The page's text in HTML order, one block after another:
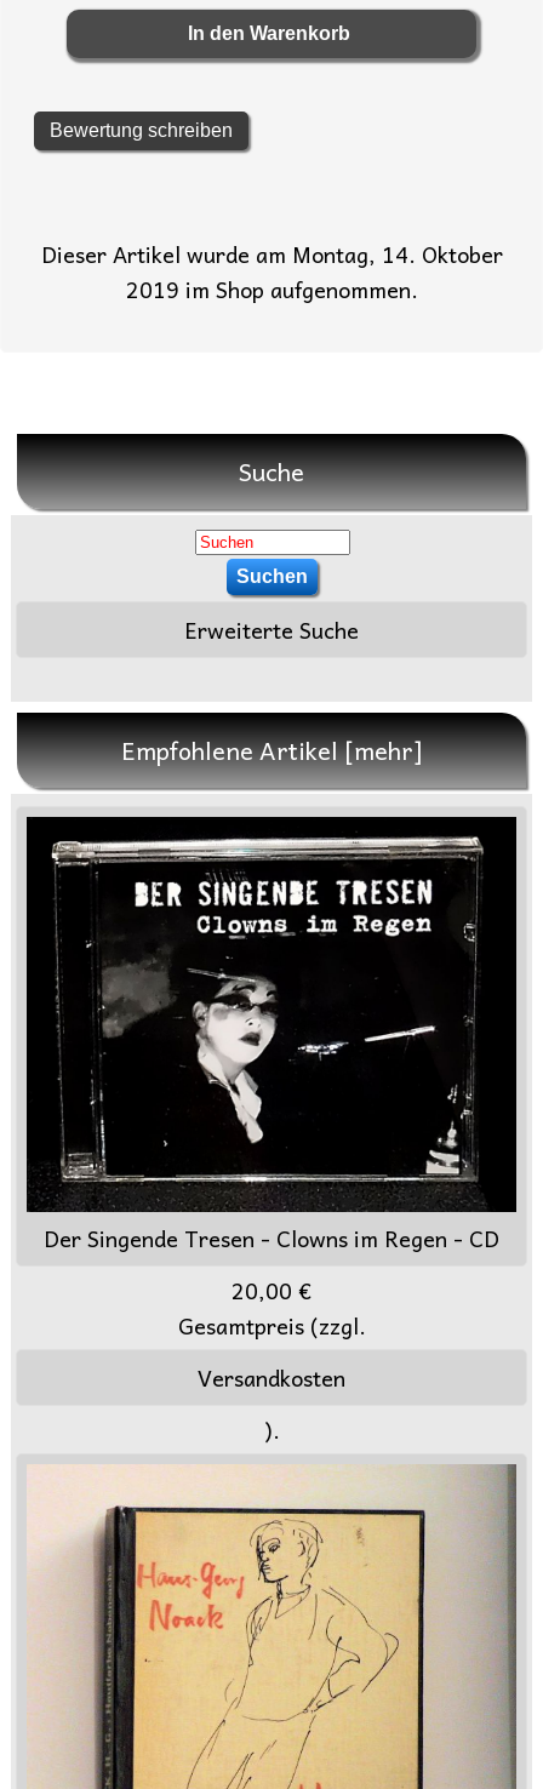
Bewertung schreiben
Dieser Artikel wurde am Montag, 14. Oktober
2019 im Shop aufgenommen.
Suche
Erweiterte Suche
Empfohlene Artikel [mehr]
Der Singende Tresen - Clowns im Regen - CD
20,00 €
Gesamtpreis (zzgl.
Versandkosten
).